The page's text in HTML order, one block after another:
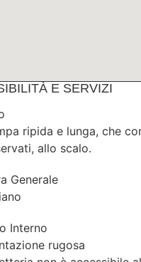
E SERVIZI
ripida e lunga, che
allo scalo.
Generale
Interno
rugosa